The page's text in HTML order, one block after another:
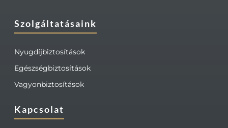
Szolgáltatásaink
Nyugdíjbiztosítások
Egészségbiztosítások
Vagyonbiztosítások
Kapcsolat